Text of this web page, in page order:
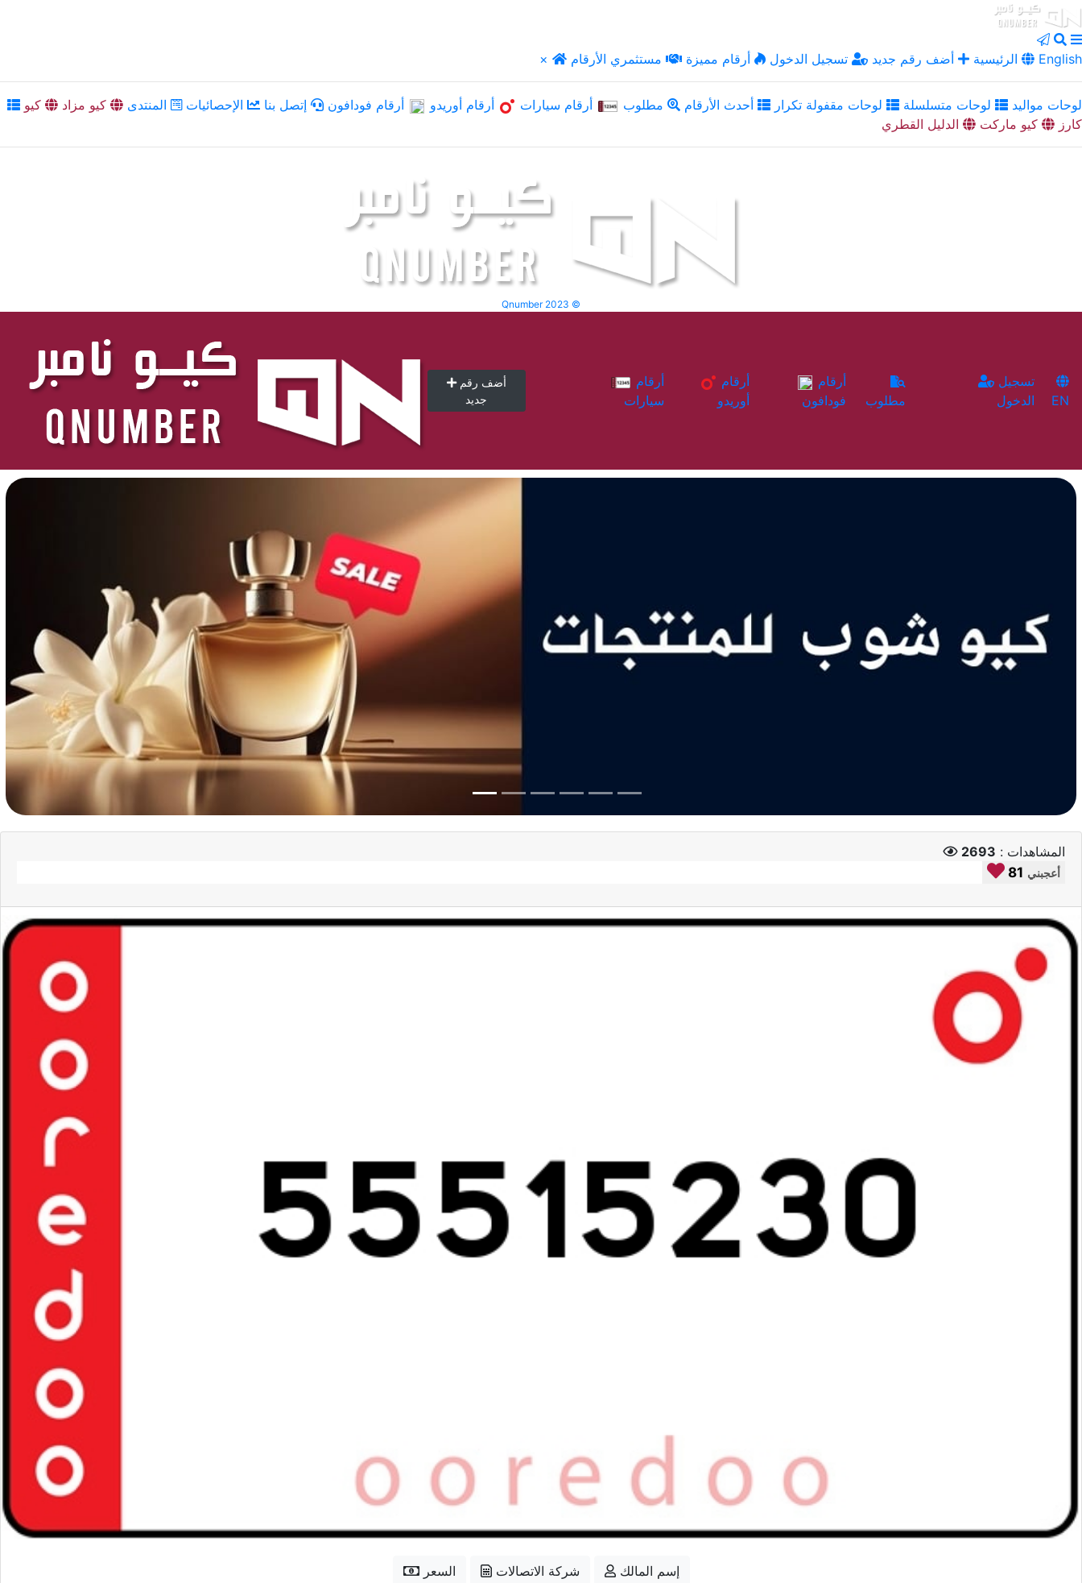
× الرئيسية أضف رقم جديد تسجيل الدخول أرقام مميزة مستثمري الأرقام English
لوحات مواليد لوحات متسلسلة لوحات مقفولة تكرار أحدث الأرقام مطلوب أرقام سيارات أرقام أوريدو أرقام فودافون إتصل بنا الإحصائيات المنتدى كيو مزاد
كيو
كارز
كيو ماركت الدليل القطري
Qnumber 2023 ©
أضف رقم
جديد
سيارات
أوريدو
فودافون
مطلوب
الدخول
EN